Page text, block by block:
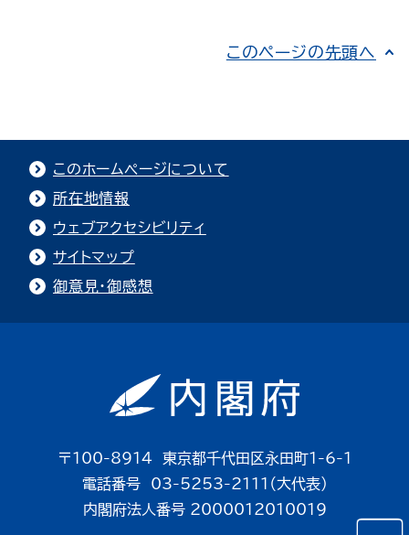
このページの先頭へ
このホームページについて
所在地情報
ウェブアクセシビリティ
サイトマップ
御意見・御感想
〒100-8914 東京都千代田区永田町1-6-1
電話番号 03-5253-2111（大代表）
内閣府法人番号 2000012010019